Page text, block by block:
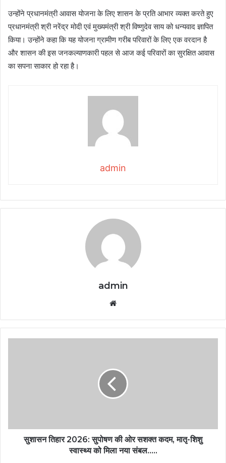
उन्होंने प्रधानमंत्री आवास योजना के लिए शासन के प्रति आभार व्यक्त करते हुए
प्रधानमंत्री श्री नरेंद्र मोदी एवं मुख्यमंत्री श्री विष्णुदेव साय को धन्यवाद ज्ञापित
किया। उन्होंने कहा कि यह योजना ग्रामीण गरीब परिवारों के लिए एक वरदान है
और शासन की इस जनकल्याणकारी पहल से आज कई परिवारों का सुरक्षित आवास
का सपना साकार हो रहा है।
admin
admin
सुशासन तिहार 2026: सुपोषण की ओर सशक्त कदम, मातृ-शिशु
स्वास्थ्य को मिला नया संबल…..